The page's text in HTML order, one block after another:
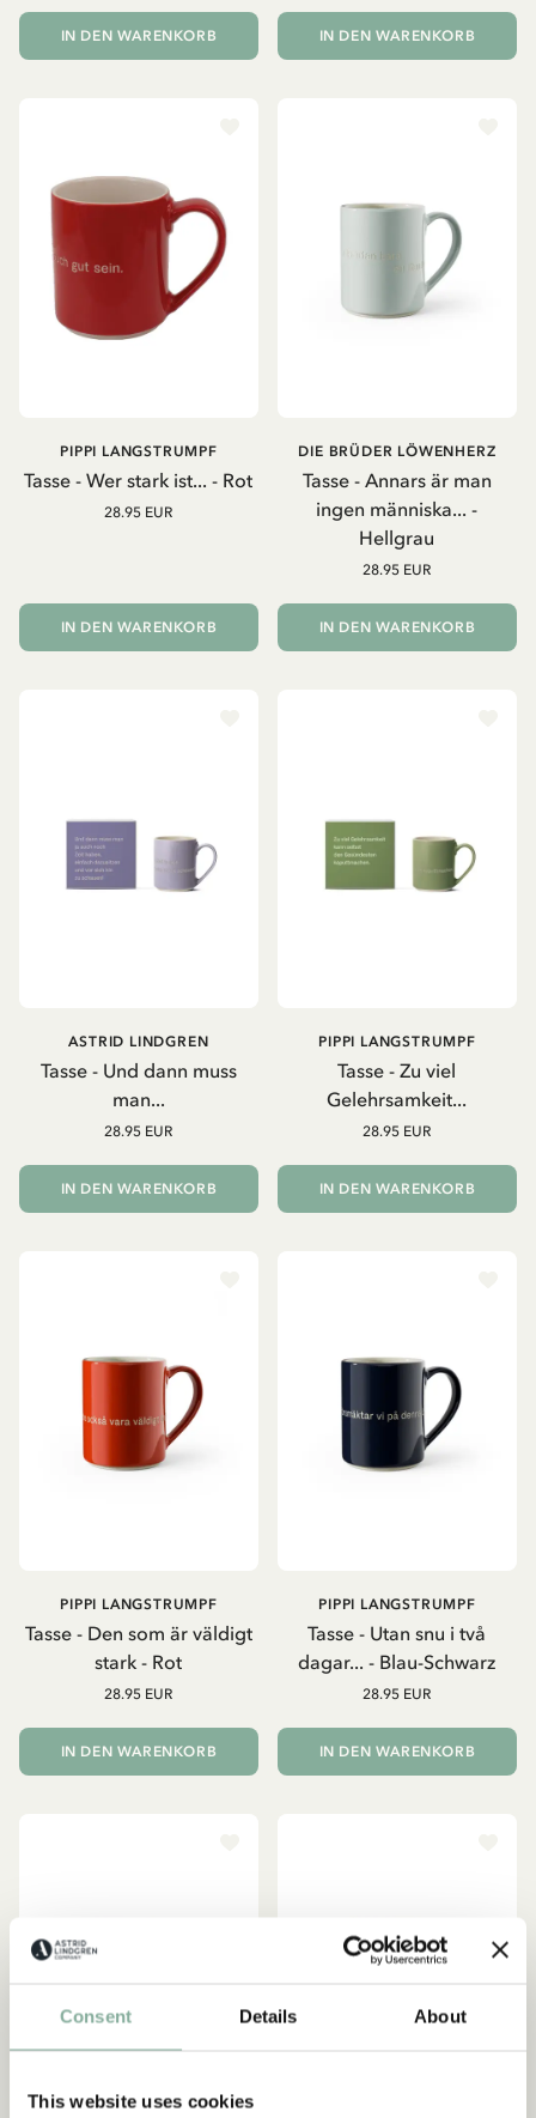
Consent Details About
This website uses cookies
IN DEN WARENKORB IN DEN WARENKORB
Tasse - Wer stark ist... - Rot
PIPPI LANGSTRUMPF
28.95 EUR
IN DEN WARENKORB
Tasse - Annars är man
ingen människa... -
Hellgrau
DIE BRÜDER LÖWENHERZ
28.95 EUR
IN DEN WARENKORB
Tasse - Und dann muss
man...
ASTRID LINDGREN
28.95 EUR
IN DEN WARENKORB
Tasse - Zu viel
Gelehrsamkeit...
PIPPI LANGSTRUMPF
28.95 EUR
IN DEN WARENKORB
Tasse - Den som är väldigt
stark - Rot
PIPPI LANGSTRUMPF
28.95 EUR
IN DEN WARENKORB
Tasse - Utan snu i två
dagar... - Blau-Schwarz
PIPPI LANGSTRUMPF
28.95 EUR
IN DEN WARENKORB